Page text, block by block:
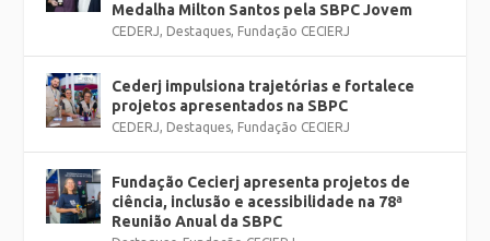
Medalha Milton Santos pela SBPC Jovem
CEDERJ, Destaques, Fundação CECIERJ
Cederj impulsiona trajetórias e fortalece
projetos apresentados na SBPC
CEDERJ, Destaques, Fundação CECIERJ
Fundação Cecierj apresenta projetos de
ciência, inclusão e acessibilidade na 78ª
Reunião Anual da SBPC